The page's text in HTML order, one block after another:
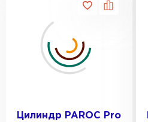
Цилиндр PAROC Pro